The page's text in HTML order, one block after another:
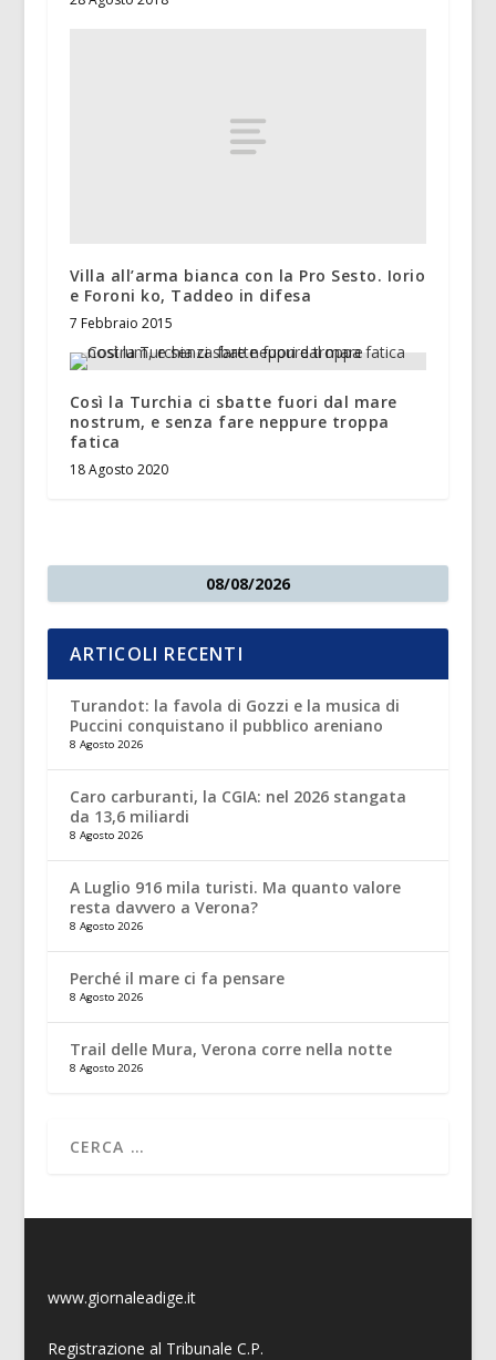
Villa all’arma bianca con la Pro Sesto. Iorio
e Foroni ko, Taddeo in difesa
7 Febbraio 2015
Così la Turchia ci sbatte fuori dal mare
nostrum, e senza fare neppure troppa
fatica
18 Agosto 2020
08/08/2026
ARTICOLI RECENTI
Turandot: la favola di Gozzi e la musica di
Puccini conquistano il pubblico areniano
8 Agosto 2026
Caro carburanti, la CGIA: nel 2026 stangata
da 13,6 miliardi
8 Agosto 2026
A Luglio 916 mila turisti. Ma quanto valore
resta davvero a Verona?
8 Agosto 2026
Perché il mare ci fa pensare
8 Agosto 2026
Trail delle Mura, Verona corre nella notte
8 Agosto 2026
www.giornaleadige.it
Registrazione al Tribunale C.P.